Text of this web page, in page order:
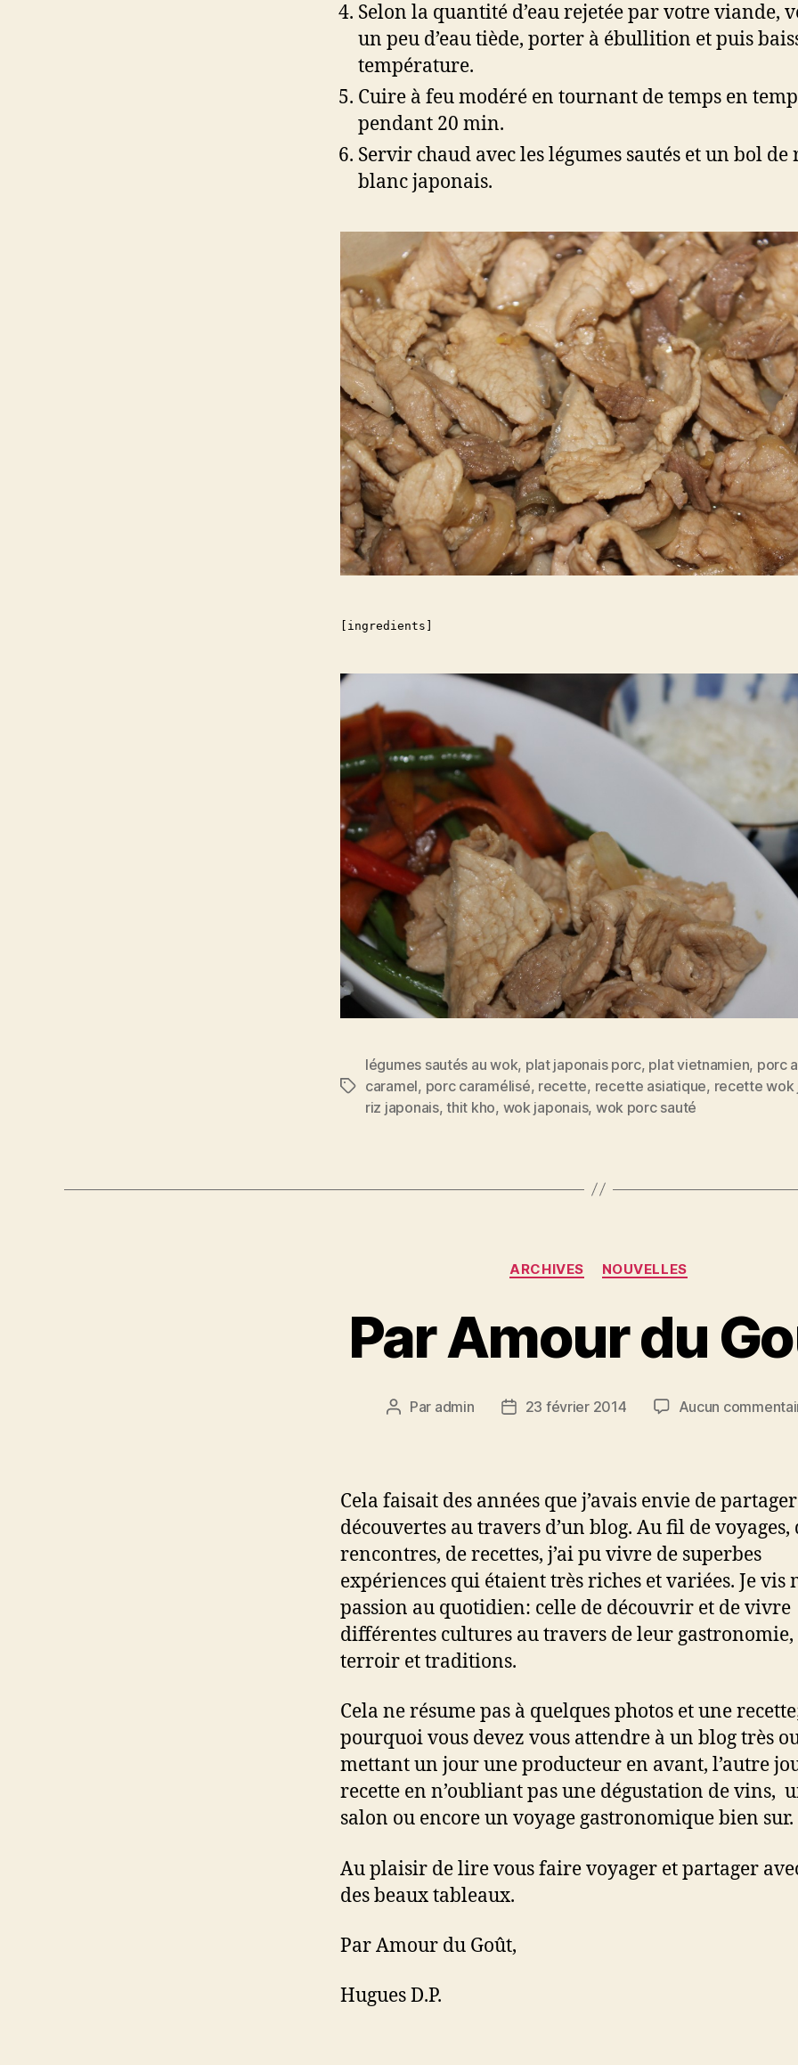
Selon la quantité d’eau rejetée par votre viande,
un peu d’eau tiède, porter à ébullition et puis
température.
Cuire à feu modéré en tournant de temps en
pendant 20 min.
Servir chaud avec les légumes sautés et un bol de
blanc japonais.
[ingredients]
Étiquettes
légumes sautés au wok, plat japonais porc, plat vietnamien, porc
caramel, porc caramélisé, recette, recette asiatique, recette wok
riz japonais,thit kho, wok japonais, wok porc sauté
Catégories
ARCHIVES NOUVELLES
Par Amour du
Auteur
Par admin
Date23 février 2014 Aucun
Cela faisait des années que j’avais envie de
découvertes au travers d’un blog. Au fil de voyages,
rencontres, de recettes, j’ai pu vivre de superbes
expériences qui étaient très riches et variées. Je vis
passion au quotidien: celle de découvrir et de vivre
différentes cultures au travers de leur gastronomie,
terroir et traditions.
Cela ne résume pas à quelques photos et une recette;
pourquoi vous devez vous attendre à un blog très
mettant un jour une producteur en avant, l’autre
recette en n’oubliant pas une dégustation de vins,
salon ou encore un voyage gastronomique bien sur.
Au plaisir de lire vous faire voyager et partager
des beaux tableaux.
Par Amour du Goût,
Hugues D.P.